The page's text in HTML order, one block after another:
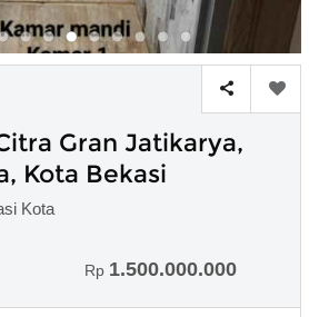
Gran Jatikarya,
Kota Bekasi
Kota
Rp 1.500.000.000